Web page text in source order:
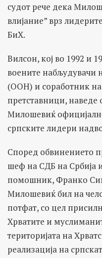
судот рече дека
влијание” врз
БиХ.
Вилсон, кој во 1992 и
воените набљудувачи
(ООН) и соработник
претставници, наведе
Милошевиќ
српските лидери
Според обвинението
шеф на СДБ на Србија
помошник, Франко
Милошевиќ бил на
потфат, со цел
Хрватите и
територијата на
реализација на